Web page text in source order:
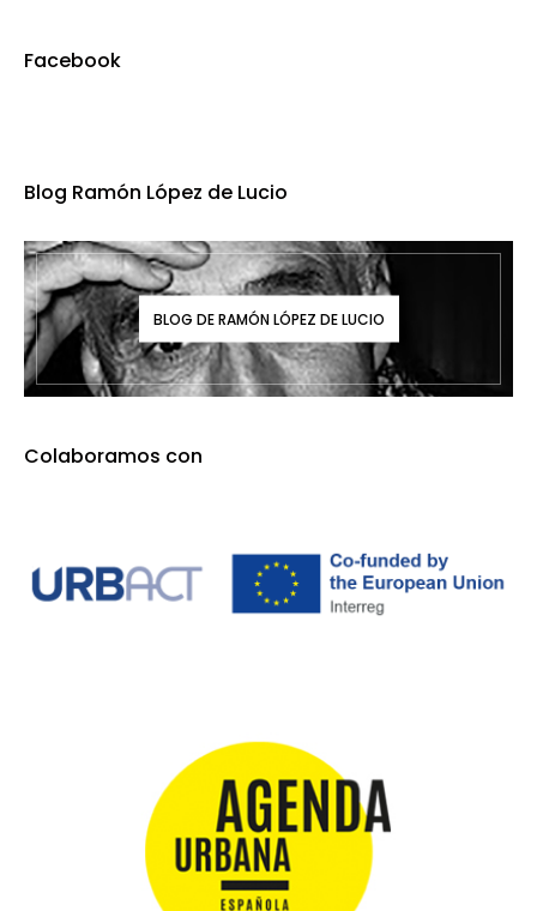
Facebook
Blog Ramón López de Lucio
BLOG DE RAMÓN LÓPEZ DE LUCIO
Colaboramos con